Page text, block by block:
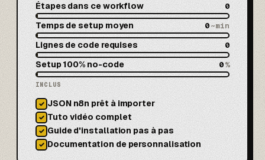
Étapes dans ce workflow 0
Temps de setup moyen 0~min
Lignes de code requises 0
Setup 100% no-code 0%
INCLUS
✓ JSON n8n prêt à importer
✓ Tuto vidéo complet
✓ Guide d'installation pas à pas
✓ Documentation de personnalisation